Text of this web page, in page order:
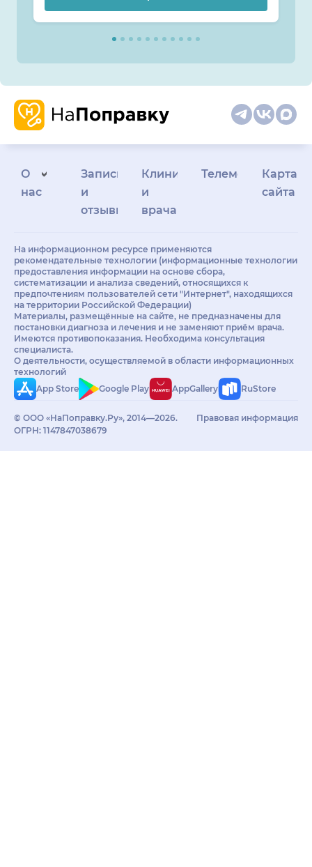
О
нас
Запись
и
отзывы
Клиникам
и
врачам
Телемедицина
Карта
сайта
На информационном ресурсе применяются
рекомендательные технологии (информационные технологии
предоставления информации на основе сбора,
систематизации и анализа сведений, относящихся к
предпочтениям пользователей сети "Интернет", находящихся
на территории Российской Федерации)
Материалы, размещённые на сайте, не предназначены для
постановки диагноза и лечения и не заменяют приём врача.
Имеются противопоказания. Необходима консультация
специалиста.
О деятельности, осуществляемой в области информационных
технологий
App Store
Google Play AppGallery RuStore
© ООО «НаПоправку.Ру», 2014—2026.
ОГРН: 1147847038679
Правовая информация